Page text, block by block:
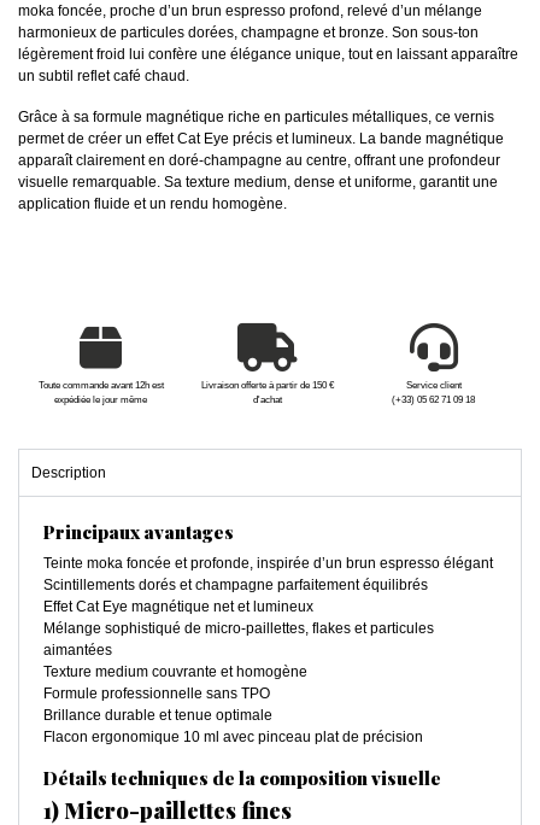
moka foncée, proche d’un brun espresso profond, relevé d’un mélange
harmonieux de particules dorées, champagne et bronze. Son sous-ton
légèrement froid lui confère une élégance unique, tout en laissant apparaître
un subtil reflet café chaud.
Grâce à sa formule magnétique riche en particules métalliques, ce vernis
permet de créer un effet Cat Eye précis et lumineux. La bande magnétique
apparaît clairement en doré-champagne au centre, offrant une profondeur
visuelle remarquable. Sa texture medium, dense et uniforme, garantit une
application fluide et un rendu homogène.
Toute commande avant 12h est
expédiée le jour même
Livraison offerte à partir de 150 €
d'achat
Service client
(+33) 05 62 71 09 18
Description
Principaux avantages
Teinte moka foncée et profonde, inspirée d’un brun espresso élégant
Scintillements dorés et champagne parfaitement équilibrés
Effet Cat Eye magnétique net et lumineux
Mélange sophistiqué de micro-paillettes, flakes et particules
aimantées
Texture medium couvrante et homogène
Formule professionnelle sans TPO
Brillance durable et tenue optimale
Flacon ergonomique 10 ml avec pinceau plat de précision
Détails techniques de la composition visuelle
1) Micro-paillettes fines